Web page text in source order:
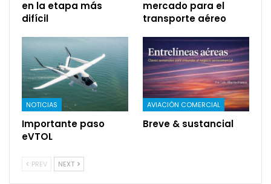
en la etapa más
difícil
mercado para el
transporte aéreo
NOTICIAS
Importante paso
eVTOL
AVIACIÓN COMERCIAL
Breve & sustancial
PREV NEXT